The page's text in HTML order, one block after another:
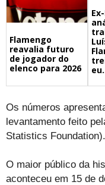
Flamengo
reavalia futuro
de jogador do
elenco para 2026
Os números
levantamento feito
Statistics Foundation).
O maior público da
aconteceu em 15 de